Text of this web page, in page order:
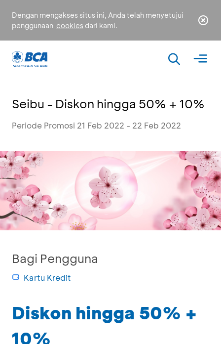
Dengan mengakses situs ini, Anda telah menyetujui
penggunaan cookies dari kami.
Seibu - Diskon hingga 50% + 10%
Periode Promosi 21 Feb 2022 - 22 Feb 2022
Bagi Pengguna
Kartu Kredit
Diskon hingga 50% +
10%